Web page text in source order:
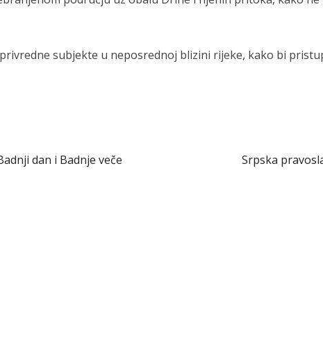
subjekte u neposrednoj blizini rijeke, kako bi
dan i Badnje veče
Srpska